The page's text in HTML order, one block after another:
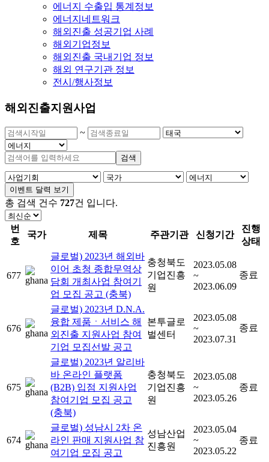
에너지 수출입 통계정보
에너지네트워크
해외진출 성공기업 사례
해외기업정보
해외진출 국내기업 정보
해외 연구기관 정보
전시/행사정보
해외진출지원사업
~
검색
이벤트 달력 보기
총 검색 건수 727건 입니다.
번
호
국가 제목 주관기관 신청기간
진행
상태
677
글로벌) 2023년 해외바
이어 초청 종합무역상
담회 개최사업 참여기
업 모집 공고 (충북)
충청북도
기업진흥
원
2023.05.08
~
2023.06.09
종료
676
글로벌) 2023년 D.N.A.
융합 제품ㆍ서비스 해
외진출 지원사업 참여
기업 모집선발 공고
본투글로
벌센터
2023.05.08
~
2023.07.31
종료
675
글로벌) 2023년 알리바
바 온라인 플랫폼
(B2B) 입점 지원사업
참여기업 모집 공고
(충북)
충청북도
기업진흥
원
2023.05.08
~
2023.05.26
종료
674
글로벌) 성남시 2차 온
라인 판매 지원사업 참
여기업 모집 공고
성남산업
진흥원
2023.05.04
~
2023.05.22
종료